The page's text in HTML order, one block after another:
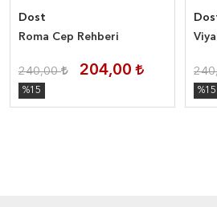
Dost
Roma Cep Rehberi
240,00 204,00
%15 %15